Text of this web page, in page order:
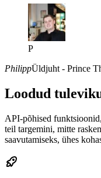
P
PhilippÜldjuht - Prince
Loodud
API-põhised
teil targemini, mitte
saavutamiseks, ühes